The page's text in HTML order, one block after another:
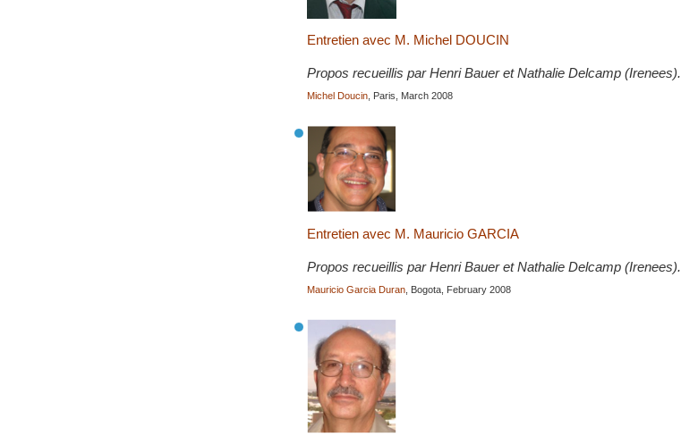
Entretien avec M. Michel DOUCIN
Propos recueillis par Henri Bauer et Nathalie Delcamp (Irenees).
Michel Doucin , Paris, March 2008
Entretien avec M. Mauricio GARCIA
Propos recueillis par Henri Bauer et Nathalie Delcamp (Irenees).
Mauricio Garcia Duran , Bogota, February 2008